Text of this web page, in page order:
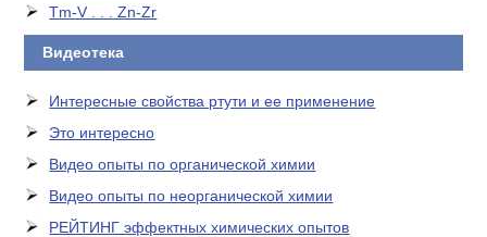
Tm-V . . . Zn-Zr
Видеотека
Интересные свойства ртути и ее применение
Это интересно
Видео опыты по органической химии
Видео опыты по неорганической химии
РЕЙТИНГ эффектных химических опытов